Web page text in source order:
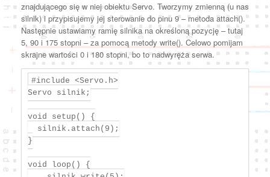
znajdującego się w niej obiektu Servo. Tworzymy zmienną (u nas
silnik) i przypisujemy jej sterowanie do pinu 9 – metoda attach().
Następnie ustawiamy ramię silnika na określoną pozycję – tutaj
5, 90 i 175 stopni – za pomocą metody write(). Celowo pomijam
skrajne wartości 0 i 180 stopni, bo to nadwyręża serwa.
#include <Servo.h>
Servo silnik;
void setup() {
}
void loop() {